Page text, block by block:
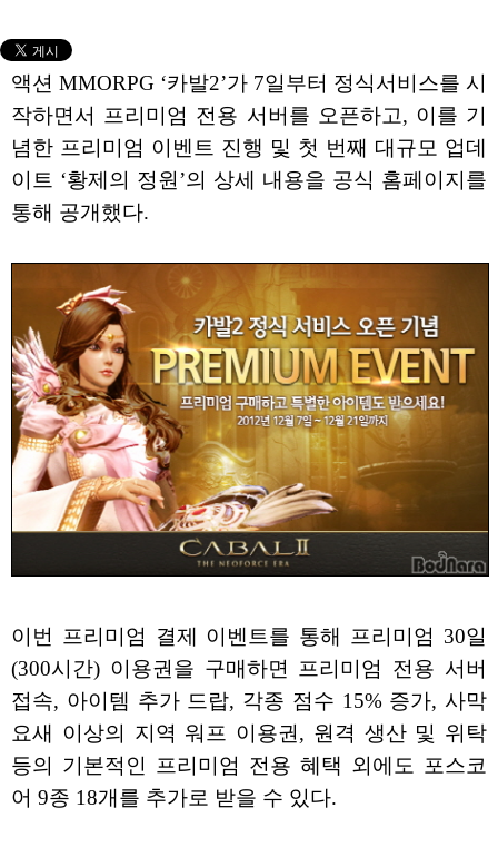
액션 MMORPG ‘카발2’가 7일부터 정식서비스를 시
작하면서 프리미엄 전용 서버를 오픈하고, 이를 기
념한 프리미엄 이벤트 진행 및 첫 번째 대규모 업데
이트 ‘황제의 정원’의 상세 내용을 공식 홈페이지를
통해 공개했다.
이번 프리미엄 결제 이벤트를 통해 프리미엄 30일
(300시간) 이용권을 구매하면 프리미엄 전용 서버
접속, 아이템 추가 드랍, 각종 점수 15% 증가, 사막
요새 이상의 지역 워프 이용권, 원격 생산 및 위탁
등의 기본적인 프리미엄 전용 혜택 외에도 포스코
어 9종 18개를 추가로 받을 수 있다.